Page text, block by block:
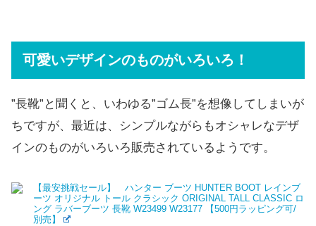
可愛いデザインのものがいろいろ！
”長靴”と聞くと、いわゆる”ゴム長”を想像してしまいが
ちですが、最近は、シンプルながらもオシャレなデザ
インのものがいろいろ販売されているようです。
【最安挑戦セール】 ハンター ブーツ HUNTER BOOT レインブ
ーツ オリジナル トール クラシック ORIGINAL TALL CLASSIC ロ
ング ラバーブーツ 長靴 W23499 W23177 【500円ラッピング可/
別売】